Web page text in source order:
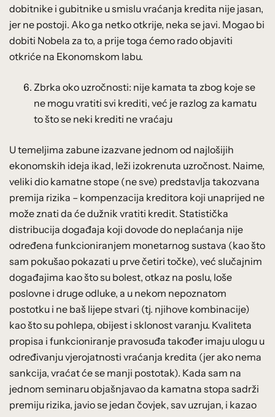
dobitnike i gubitnike u smislu vraćanja kredita nije jasan,
jer ne postoji. Ako ga netko otkrije, neka se javi. Mogao bi
dobiti Nobela za to, a prije toga ćemo rado objaviti
otkriće na Ekonomskom labu.
Zbrka oko uzročnosti: nije kamata ta zbog koje se
ne mogu vratiti svi krediti, već je razlog za kamatu
to što se neki krediti ne vraćaju
U temeljima zabune izazvane jednom od najlošijih
ekonomskih ideja ikad, leži izokrenuta uzročnost. Naime,
veliki dio kamatne stope (ne sve) predstavlja takozvana
premija rizika – kompenzacija kreditora koji unaprijed ne
može znati da će dužnik vratiti kredit. Statistička
distribucija događaja koji dovode do neplaćanja nije
određena funkcioniranjem monetarnog sustava (kao što
sam pokušao pokazati u prve četiri točke), već slučajnim
događajima kao što su bolest, otkaz na poslu, loše
poslovne i druge odluke, a u nekom nepoznatom
postotku i ne baš lijepe stvari (tj. njihove kombinacije)
kao što su pohlepa, obijest i sklonost varanju. Kvaliteta
propisa i funkcioniranje pravosuđa također imaju ulogu u
određivanju vjerojatnosti vraćanja kredita (jer ako nema
sankcija, vraćat će se manji postotak). Kada sam na
jednom seminaru objašnjavao da kamatna stopa sadrži
premiju rizika, javio se jedan čovjek, sav uzrujan, i kazao